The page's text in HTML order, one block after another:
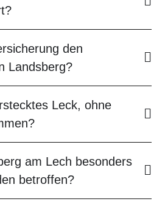
den
Landsberg?
Leck, ohne
am Lech besonders
betroffen?